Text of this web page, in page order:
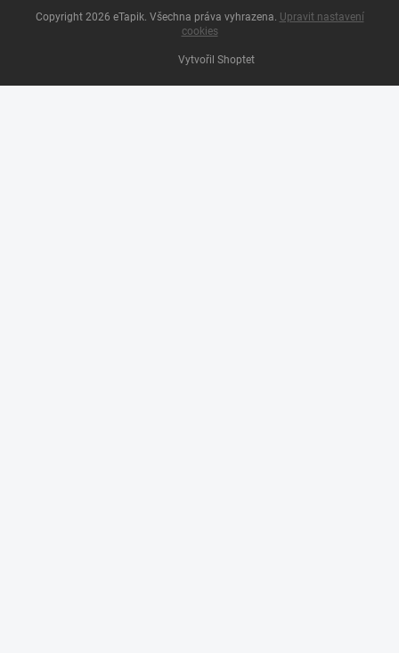
Vytvořil Shoptet
Copyright 2026 eTapik. Všechna práva vyhrazena. Upravit nastavení
cookies